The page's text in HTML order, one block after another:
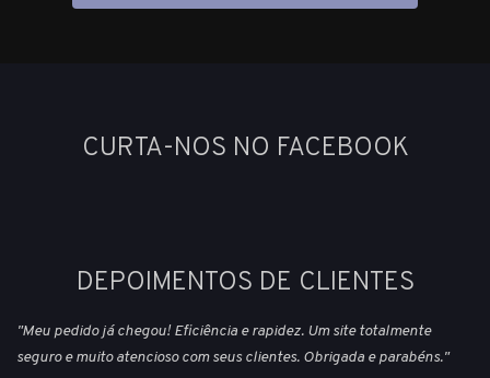
CURTA-NOS NO FACEBOOK
DEPOIMENTOS DE CLIENTES
"Meu pedido já chegou! Eficiência e rapidez. Um site totalmente
seguro e muito atencioso com seus clientes. Obrigada e parabéns."